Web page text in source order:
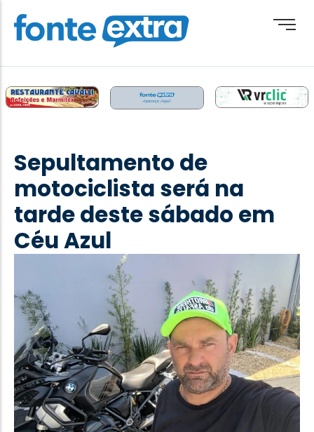
Destaque
Esporte
Geral
Obituário
Paraná
Política
Santa Helena e Região
Saúde e Bem-Estar
Sepultamento de
motociclista será na
tarde deste sábado em
Céu Azul